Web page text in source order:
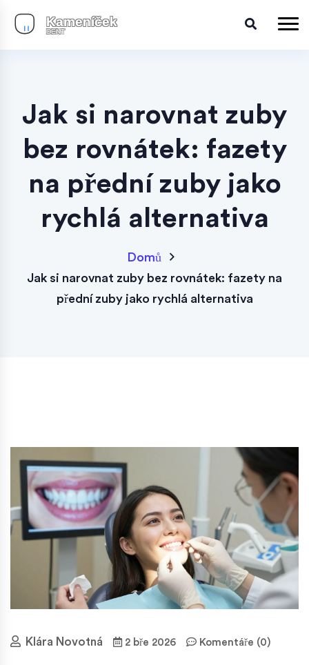
Jak si narovnat zuby
bez rovnátek: fazety
na přední zuby jako
rychlá alternativa
Domů
Jak si narovnat zuby bez rovnátek: fazety na
přední zuby jako rychlá alternativa
Klára Novotná 2 bře 2026 Komentáře (0)